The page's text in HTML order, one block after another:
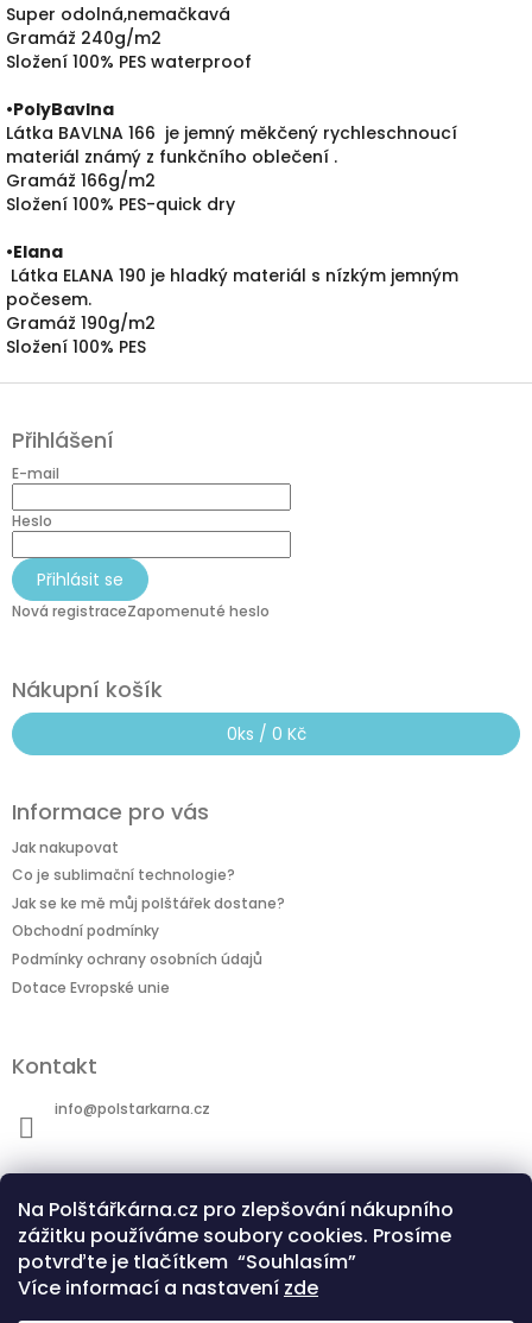
Na Polštářkárna.cz pro zlepšování nákupního
zážitku používáme soubory cookies. Prosíme
potvrďte je tlačítkem “Souhlasím”
Více informací a nastavení zde
Super odolná,nemačkavá
Gramáž 240g/m2
Složení 100% PES waterproof
•PolyBavlna
Látka BAVLNA 166 je jemný měkčený rychleschnoucí
materiál známý z funkčního oblečení .
Gramáž 166g/m2
Složení 100% PES-quick dry
•Elana
Látka ELANA 190 je hladký materiál s nízkým jemným
počesem.
Gramáž 190g/m2
Složení 100% PES
Z
p
a
Přihlášení
E-mail
Heslo
Přihlásit se
Nová registraceZapomenuté heslo
Nákupní košík
0ks / 0 Kč
Informace pro vás
Jak nakupovat
Co je sublimační technologie?
Jak se ke mě můj polštářek dostane?
Obchodní podmínky
Podmínky ochrany osobních údajů
Dotace Evropské unie
Kontakt
info@polstarkarna.cz
Dotace Evropské unie Co je sublimační technologie?